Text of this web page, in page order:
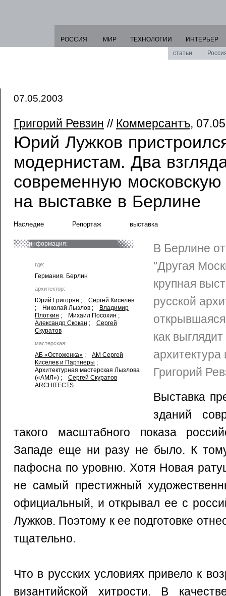
РОССИЯ МИР ТЕХНОЛОГИИ
ИНТЕРЬЕР
статьи
07.05.2003
Григорий Ревзин // Коммерсантъ,
Юрий Лужков
модернистам. Два
современную московскую
на выставке в Берлине
Наследие Репортаж выставка
информация:
где:
Германия. Берлин
архитектор:
Юрий Григорян ; Сергей Киселев
; Николай Лызлов ;
Владимир
Плоткин ; Михаил Посохин ;
Александр Скокан ; Сергей
Скуратов
мастерская:
АБ «Остоженка» ; АМ Сергей
Киселев и Партнеры ;
Архитектурная мастерская Лызлова
(«АМЛ») ; Сергей Скуратов
ARCHITECTS
В Берлине
"Другая
крупная
русской
как
Григорий
Выставка
зданий
такого масштабного показа
Западе еще ни разу не было. К
пафосна по уровню. Хотя Новая
не самый престижный
официальный, и открывал ее с
Лужков. Поэтому к ее подготовке
тщательно.
Что в русских условиях привело к
византийской хитрости. В